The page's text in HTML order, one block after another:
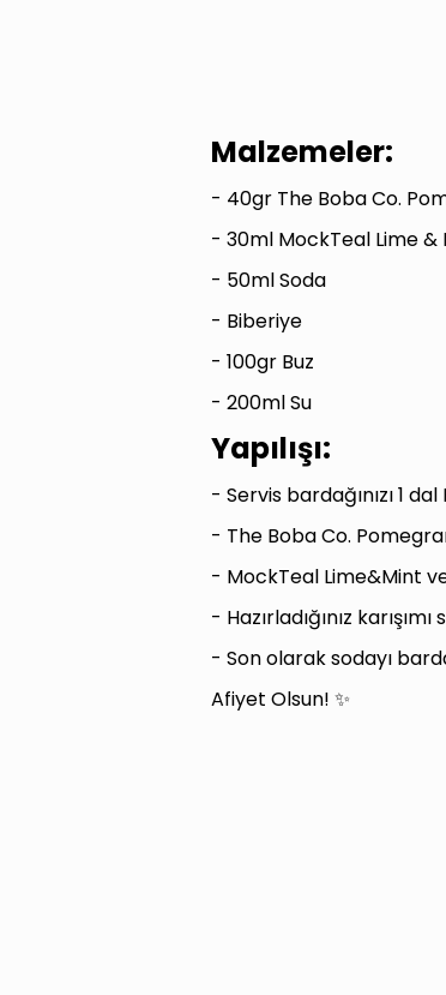
Malzemeler:
- 40gr The Boba Co.
- 30ml MockTeal Lime &
- 50ml Soda
- Biberiye
- 100gr Buz
- 200ml Su
Yapılışı:
- Servis bardağınızı 1
- The Boba Co.
- MockTeal Lime&Mint ve
- Hazırladığınız
- Son olarak sodayı
Afiyet Olsun! ✨